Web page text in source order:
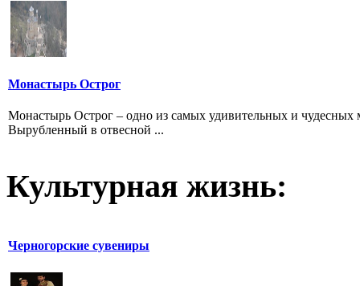
Монастырь Острог
Монастырь Острог – одно из самых удивительных и
Вырубленный в отвесной ...
Культурная жизнь:
Черногорские сувениры